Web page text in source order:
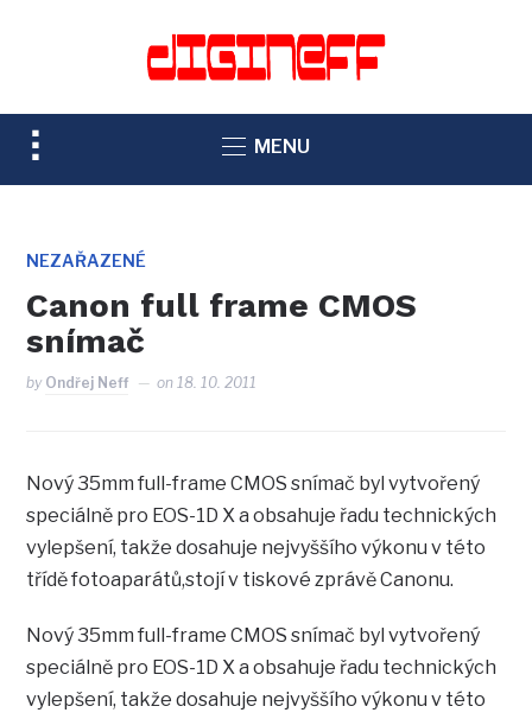
TOGGLE
SIDEBAR
NAVIGATION
MENU
NEZAŘAZENÉ
Canon full frame CMOS
snímač
by Ondřej Neff on18. 10. 2011
Nový 35mm full-frame CMOS snímač byl vytvořený
speciálně pro EOS-1D X a obsahuje řadu technických
vylepšení, takže dosahuje nejvyššího výkonu v této
třídě fotoaparátů,stojí v tiskové zprávě Canonu.
Nový 35mm full-frame CMOS snímač byl vytvořený
speciálně pro EOS-1D X a obsahuje řadu technických
vylepšení, takže dosahuje nejvyššího výkonu v této